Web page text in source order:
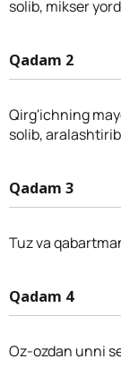
solib, mikser
Qadam 2
Qirg'ichning
solib,
Qadam 3
Tuz va
Qadam 4
Oz-ozdan unni